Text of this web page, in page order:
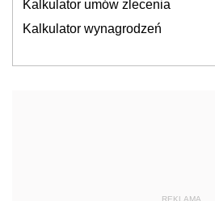
Kalkulator umów zlecenia
Kalkulator wynagrodzeń
REKLAMA